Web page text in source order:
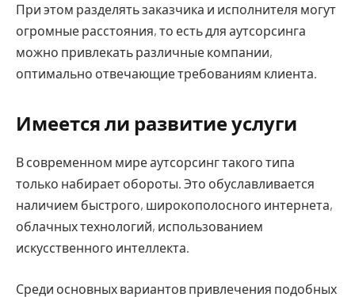
При этом разделять заказчика и исполнителя могут
огромные расстояния, то есть для аутсорсинга
можно привлекать различные компании,
оптимально отвечающие требованиям клиента.
Имеется ли развитие услуги
В современном мире аутсорсинг такого типа
только набирает обороты. Это обуславливается
наличием быстрого, широкополосного интернета,
облачных технологий, использованием
искусственного интеллекта.
Среди основных вариантов привлечения подобных